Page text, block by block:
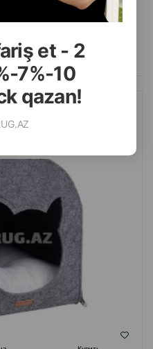
et - 2
7%-10
qazan!